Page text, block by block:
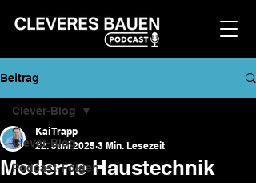
Beitrag
Clever-Blog
Podcast-Folgen
Clever-Blog
Moderne Haustechnik
Kai Trapp
22. Juni 2025 3 Min. Lesezeit